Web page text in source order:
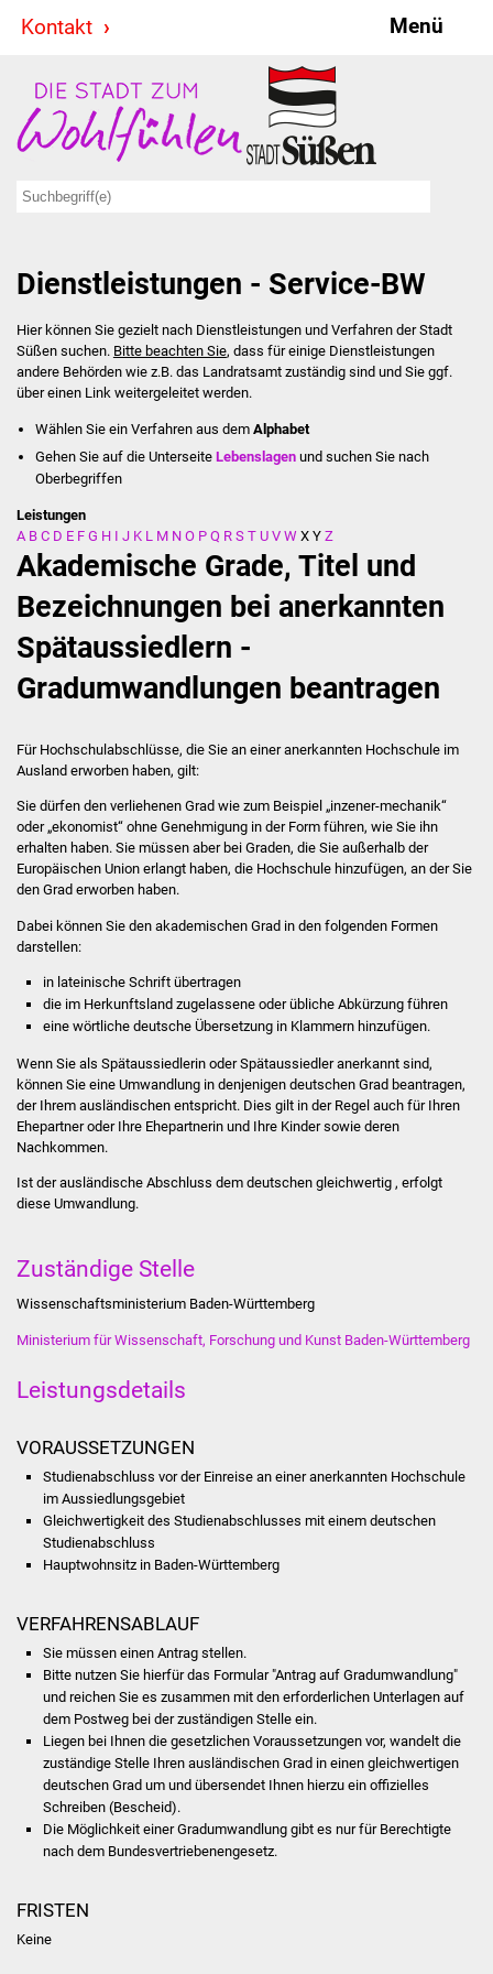
Kontakt Menü
Stadt & Politik
Bürgermeister
Ausschüsse
Ratsinformationssystem
Jugendbeirat
Summerrockfestival
Stadtverwaltung
Ansprechpartner
Stellenangebote
Kontakt
Veröffentlichungen
Ortsrecht
Stadtinfo
Jubiläumsjahr 2021
Partnerstädte
Sanierung Bizethalle
Bürger & Service
Was erledige ich wo
Dienstleistungen
Formulare
Bürgerinfos
Bildung
Schulen
Dienstleistungen - Service-BW
Hier können Sie gezielt nach Dienstleistungen und Verfahren der Stadt
Süßen suchen. Bitte beachten Sie, dass für einige Dienstleistungen
andere Behörden wie z.B. das Landratsamt zuständig sind und Sie ggf.
über einen Link weitergeleitet werden.
Wählen Sie ein Verfahren aus dem Alphabet
Gehen Sie auf die UnterseiteLebenslagen und suchen Sie nach
Oberbegriffen
Leistungen
A B C D E F G H I J K L M N O P Q R S T U V W X Y Z
Akademische Grade, Titel und
Bezeichnungen bei anerkannten
Spätaussiedlern -
Gradumwandlungen beantragen
Für Hochschulabschlüsse, die Sie an einer anerkannten Hochschule im
Ausland erworben haben, gilt:
Sie dürfen den verliehenen Grad wie zum Beispiel „inzener-mechanik“
oder „ekonomist“ohne Genehmigung in der Form führen, wie Sie ihn
erhalten haben. Sie müssen aber bei Graden, die Sie außerhalb der
Europäischen Union erlangt haben, die Hochschule hinzufügen, an der Sie
den Grad erworben haben.
Dabei können Sie den akademischen Grad in den folgenden Formen
darstellen:
in lateinische Schrift übertragen
die im Herkunftsland zugelassene oder übliche Abkürzung führen
eine wörtliche deutsche Übersetzung in Klammern hinzufügen.
Wenn Sie als Spätaussiedlerin oder Spätaussiedler anerkannt sind,
können Sie eine Umwandlung in denjenigen deutschen Grad beantragen,
der Ihrem ausländischen entspricht. Dies gilt in der Regel auch für Ihren
Ehepartner oder Ihre Ehepartnerin und Ihre Kinder sowie deren
Nachkommen.
Ist der ausländische Abschluss dem deutschen gleichwertig , erfolgt
diese Umwandlung.
Zuständige Stelle
Wissenschaftsministerium Baden-Württemberg
Ministerium für Wissenschaft, Forschung und Kunst Baden-Württemberg
Leistungsdetails
VORAUSSETZUNGEN
Studienabschluss vor der Einreise an einer anerkannten Hochschule
im Aussiedlungsgebiet
Gleichwertigkeit des Studienabschlusses mit einem deutschen
Studienabschluss
Hauptwohnsitz in Baden-Württemberg
VERFAHRENSABLAUF
Sie müssen einen Antrag stellen.
Bitte nutzen Sie hierfür das Formular "Antrag auf Gradumwandlung"
und reichen Sie es zusammen mit den erforderlichen Unterlagen auf
dem Postweg bei der zuständigen Stelle ein.
Liegen bei Ihnen die gesetzlichen Voraussetzungen vor, wandelt die
zuständige Stelle Ihren ausländischen Grad in einen gleichwertigen
deutschen Grad um und übersendet Ihnen hierzu ein offizielles
Schreiben (Bescheid).
Die Möglichkeit einer Gradumwandlung gibt es nur für Berechtigte
nach dem Bundesvertriebenengesetz.
FRISTEN
Keine